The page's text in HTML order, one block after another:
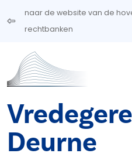
Overslaan en naar de inhoud
naar de website van de
rechtbanken
Deurne